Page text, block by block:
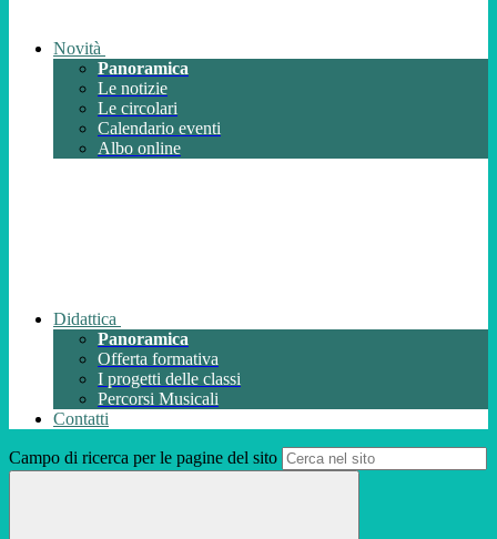
Novità
Panoramica
Le notizie
Le circolari
Calendario eventi
Albo online
Didattica
Panoramica
Offerta formativa
I progetti delle classi
Percorsi Musicali
Contatti
Campo di ricerca per le pagine del sito